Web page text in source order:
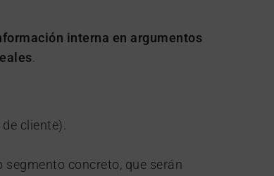
interna en argumentos
cliente).
concreto, que serán